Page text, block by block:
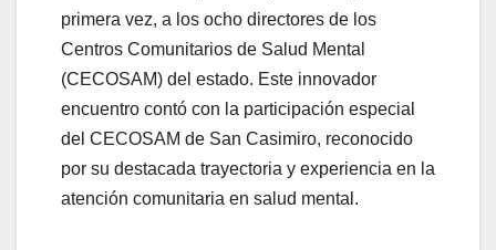
primera vez, a los ocho directores de los
Centros Comunitarios de Salud Mental
(CECOSAM) del estado. Este innovador
encuentro contó con la participación especial
del CECOSAM de San Casimiro, reconocido
por su destacada trayectoria y experiencia en la
atención comunitaria en salud mental.